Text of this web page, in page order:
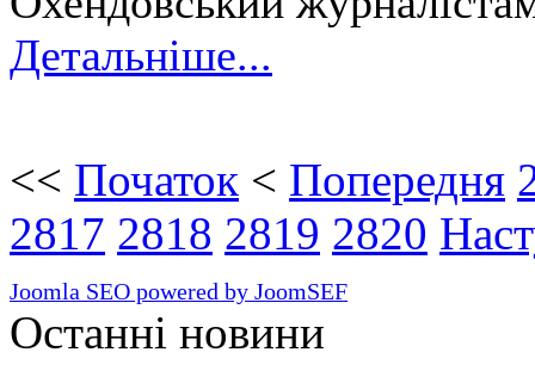
Детальніше...
<< Початок < Попередня
2817 2818 2819 2820
Joomla SEO powered by JoomSEF
Останні новини